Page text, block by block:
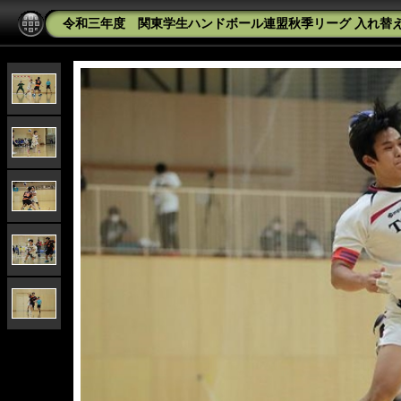
令和三年度 関東学生ハンドボール連盟秋季リーグ 入れ